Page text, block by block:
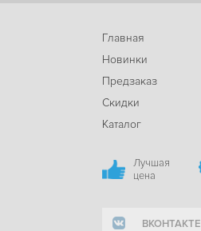
Главная
Новинки
Предзаказ
Скидки
Каталог
Лучшая
цена
ВКОНТАКТЕ